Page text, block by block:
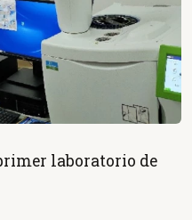
laboratorio de